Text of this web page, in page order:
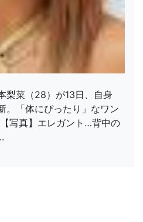
梨菜（28）が13日、自身
。「体にぴったり」なワン
写真】エレガント…背中の